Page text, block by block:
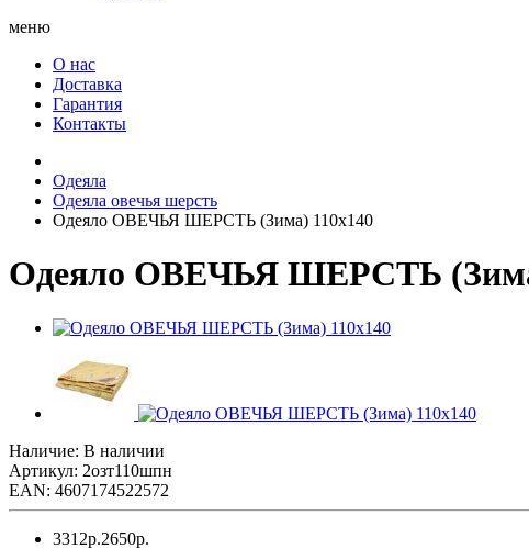
меню
О нас
Доставка
Гарантия
Контакты
Одеяла
Одеяла овечья шерсть
Одеяло ОВЕЧЬЯ ШЕРСТЬ (Зима) 110x140
Одеяло ОВЕЧЬЯ ШЕРСТЬ
Наличие: В наличии
Артикул: 2озт110шпн
EAN: 4607174522572
3312р.2650р.